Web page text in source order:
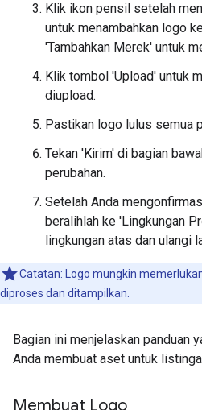
Klik ikon pensil setelah
untuk menambahkan logo
'Tambahkan Merek' untuk
Klik tombol 'Upload' untuk
diupload.
Pastikan logo lulus semua
Tekan 'Kirim' di bagian
perubahan.
Setelah Anda
beralihlah ke 'Lingkungan
lingkungan atas dan ulangi
Catatan: Logo mungkin
diproses dan ditampilkan.
Bagian ini menjelaskan panduan
Anda membuat aset untuk
Membuat Logo